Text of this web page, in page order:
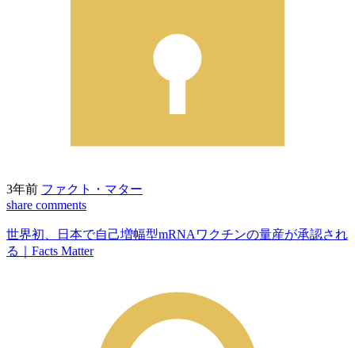
3年前 ファクト・マター
share comments
世界初、日本で自己増幅型mRNAワクチンの量産が承認され
る｜Facts Matter